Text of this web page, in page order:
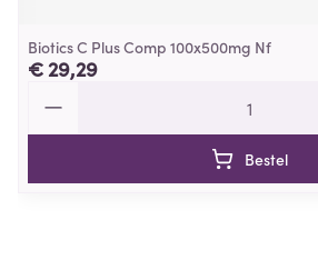
Biotics C Plus Comp 100x500mg Nf
€ 29,29
Bestel